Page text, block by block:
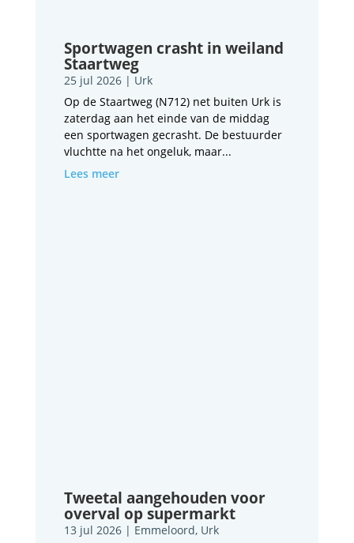
Sportwagen crasht in weiland
Staartweg
25 jul 2026| Urk
Op de Staartweg (N712) net buiten Urk is
zaterdag aan het einde van de middag
een sportwagen gecrasht. De bestuurder
vluchtte na het ongeluk, maar...
Lees meer
Tweetal aangehouden voor
overval op supermarkt
13 jul 2026| Emmeloord, Urk